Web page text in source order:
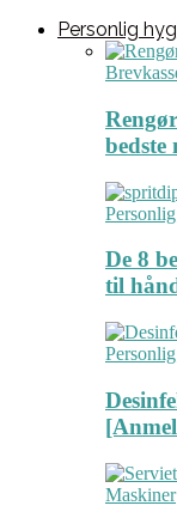
Personlig
De 8
til
Maskiner